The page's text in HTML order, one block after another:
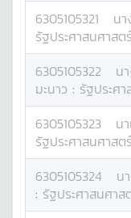
6305105321 นา
รัฐประศาสนศาสต
6305105322 น
มะนาว : รัฐประศ
6305105323 น
รัฐประศาสนศาสต
6305105324 น
: รัฐประศาสนศาส